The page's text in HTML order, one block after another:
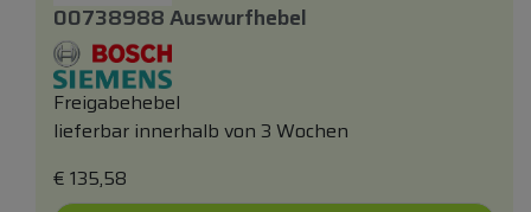
00738988 Auswurfhebel
Freigabehebel
lieferbar innerhalb von 3 Wochen
€ 135,58